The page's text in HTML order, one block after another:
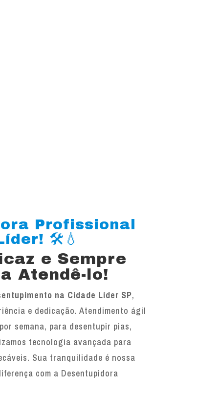
Profissional
🛠️💧
e Sempre
Atendê-lo!
na Cidade Líder SP,
e dedicação. Atendimento ágil
semana, para desentupir pias,
tecnologia avançada para
Sua tranquilidade é nossa
com a Desentupidora